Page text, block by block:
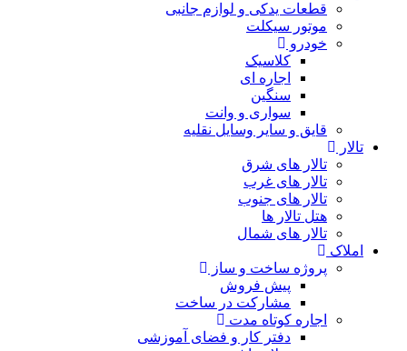
قطعات یدکی و لوازم جانبی
موتور سیکلت
خودرو
کلاسیک
اجاره ای
سنگین
سواری و وانت
قایق و سایر وسایل نقلیه
تالار
تالار های شرق
تالار های غرب
تالار های جنوب
هتل تالار ها
تالار های شمال
املاک
پروژه ساخت و ساز
پیش فروش
مشارکت در ساخت
اجاره کوتاه مدت
دفتر کار و فضای آموزشی